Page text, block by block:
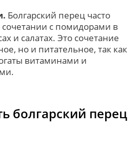
Болгарский перец часто
сочетании с помидорами в
и салатах. Это сочетание
но и питательное, так как
витаминами и
болгарский перец